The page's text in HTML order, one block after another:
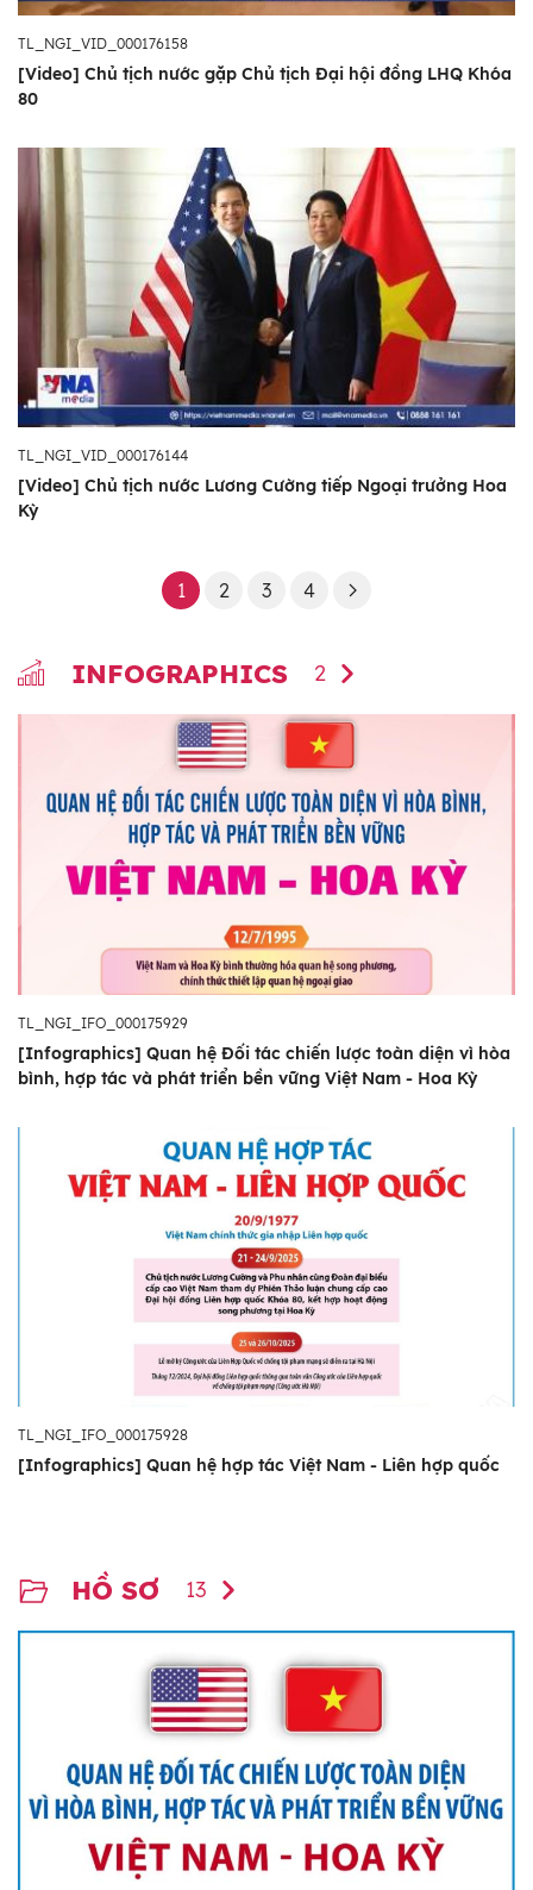
TL_NGI_VID_000176158
[Video] Chủ tịch nước gặp Chủ tịch Đại hội đồng LHQ Khóa
80
TL_NGI_VID_000176144
[Video] Chủ tịch nước Lương Cường tiếp Ngoại trưởng Hoa
Kỳ
1 2 3 4
INFOGRAPHICS 2
TL_NGI_IFO_000175929
[Infographics] Quan hệ Đối tác chiến lược toàn diện vì hòa
bình, hợp tác và phát triển bền vững Việt Nam - Hoa Kỳ
TL_NGI_IFO_000175928
[Infographics] Quan hệ hợp tác Việt Nam - Liên hợp quốc
HỒ SƠ 13